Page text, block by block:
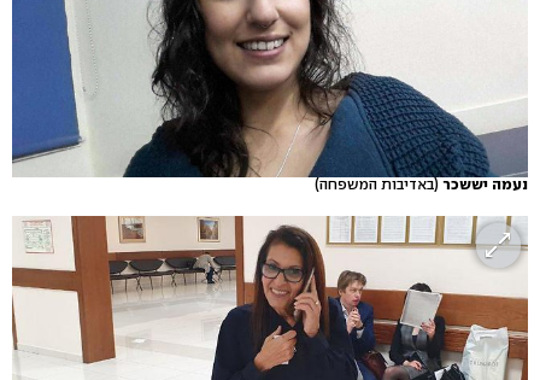
נעמה יששכר(באדיבות המשפחה)